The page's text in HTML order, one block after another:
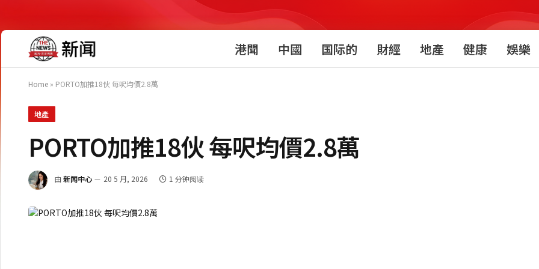
港聞 中國 国际的 財經 地產 健康 娛樂
Home » PORTO加推18伙 每呎均價2.8萬
地產
PORTO加推18伙 每呎均價2.8萬
由 新闻中心 20 5 月, 2026 1 分钟阅读